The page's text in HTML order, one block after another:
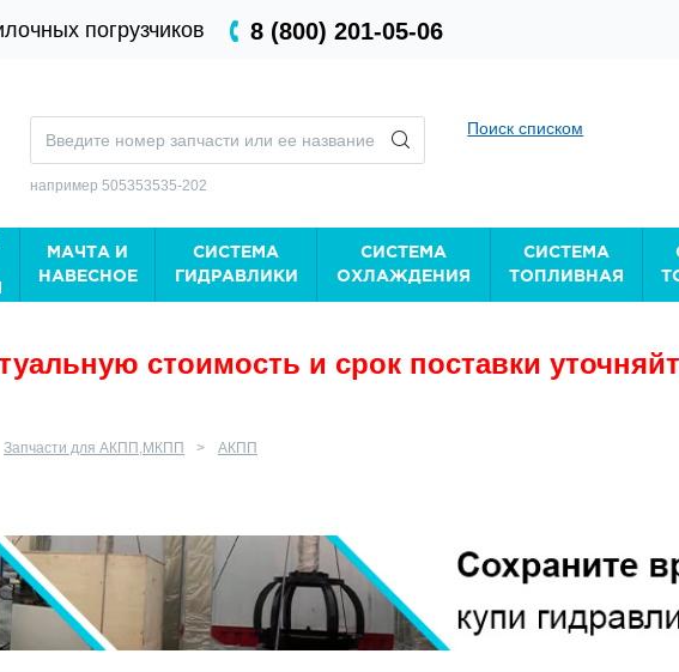
погрузчиков 8 (800) 201-05-06
например 505353535-202
Поиск списком
МАЧТА И
НАВЕСНОЕ
СИСТЕМА
ГИДРАВЛИКИ
СИСТЕМА
ОХЛАЖДЕНИЯ
СИСТЕМА
ТОПЛИВНАЯ
стоимость и срок поставки
Запчасти для АКПП,МКПП АКПП